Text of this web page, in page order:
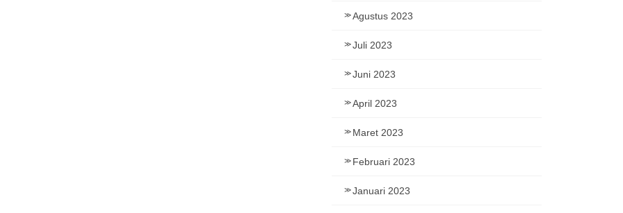
Agustus 2023
Juli 2023
Juni 2023
April 2023
Maret 2023
Februari 2023
Januari 2023